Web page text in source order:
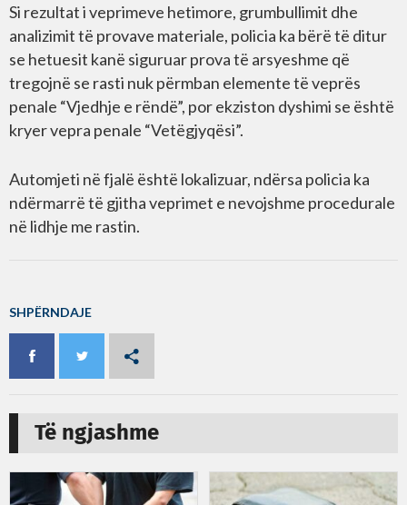
Si rezultat i veprimeve hetimore, grumbullimit dhe
analizimit të provave materiale, policia ka bërë të ditur
se hetuesit kanë siguruar prova të arsyeshme që
tregojnë se rasti nuk përmban elemente të veprës
penale “Vjedhje e rëndë”, por ekziston dyshimi se është
kryer vepra penale “Vetëgjyqësi”.
Automjeti në fjalë është lokalizuar, ndërsa policia ka
ndërmarrë të gjitha veprimet e nevojshme procedurale
në lidhje me rastin.
SHPËRNDAJE
Të ngjashme